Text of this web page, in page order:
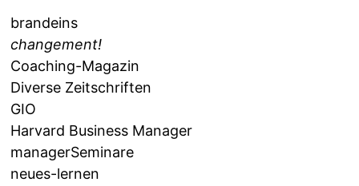
brandeins
changement!
Coaching-Magazin
Diverse Zeitschriften
GIO
Harvard Business Manager
managerSeminare
neues-lernen